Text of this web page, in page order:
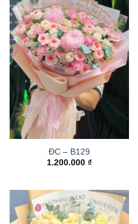
ĐC – B129
1.200.000 ₫